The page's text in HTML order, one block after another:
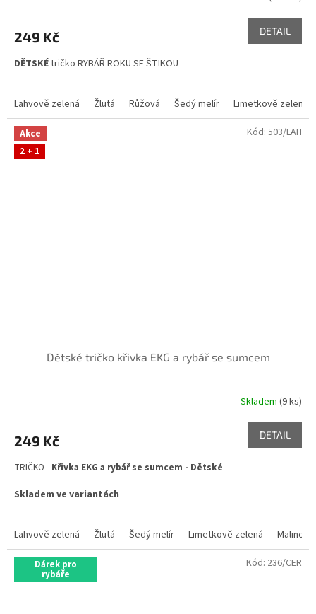
249 Kč DETAIL
DĚTSKÉtričko RYBÁŘ ROKU SE ŠTIKOU
Lahvově zelená Žlutá Růžová Šedý melír Limetkově zelená
Akce
2 + 1
Dětské tričko křivka EKG a rybář se sumcem
je
z
hvězdiček.
Skladem(9 ks)
249 Kč DETAIL
TRIČKO - Křivka EKG a rybář se sumcem - Dětské
Skladem ve variantách
Lahvově zelená Žlutá Šedý melír Limetkově zelená Malinová
Kód: 503/LAH
Dárek pro
rybáře
Kód: 236/CER